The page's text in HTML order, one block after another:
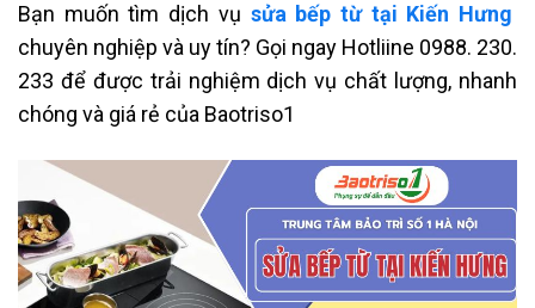
Bạn muốn tìm dịch vụ sửa bếp từ tại Kiến Hưng
chuyên nghiệp và uy tín? Gọi ngay Hotliine 0988. 230.
233 để được trải nghiệm dịch vụ chất lượng, nhanh
chóng và giá rẻ của Baotriso1